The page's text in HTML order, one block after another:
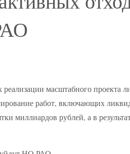
масштабного проекта
работ, включающих
миллиардов рублей, а в